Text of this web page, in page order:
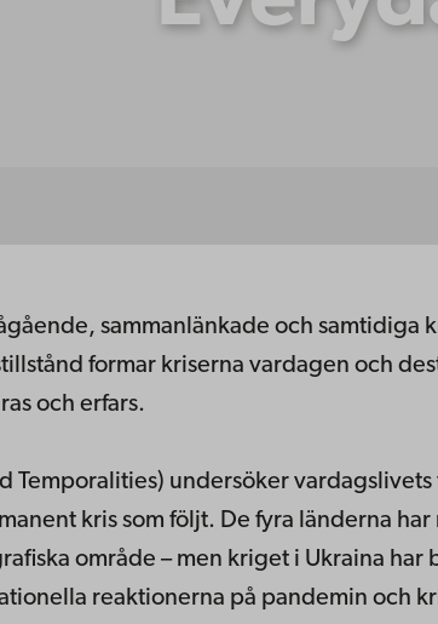
sammanlänkade och
formar kriserna vardagen och
och erfars.
Temporalities) undersöker
kris som följt. De fyra länderna
område – men kriget i Ukraina
reaktionerna på pandemin och